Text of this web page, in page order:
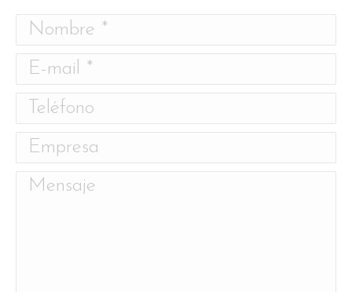
Nombre *
E-mail *
Teléfono
Empresa
Mensaje